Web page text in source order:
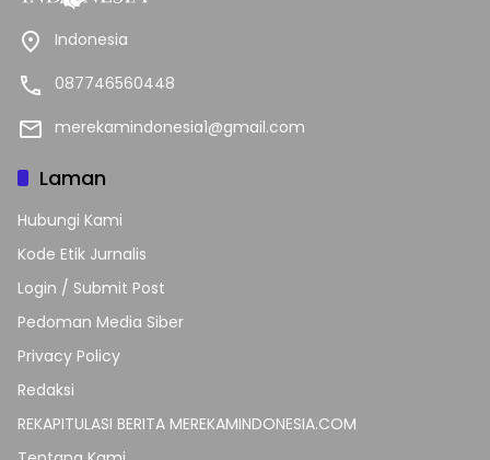
Indonesia
087746560448
merekamindonesia1@gmail.com
Laman
Hubungi Kami
Kode Etik Jurnalis
Login / Submit Post
Pedoman Media Siber
Privacy Policy
Redaksi
REKAPITULASI BERITA MEREKAMINDONESIA.COM